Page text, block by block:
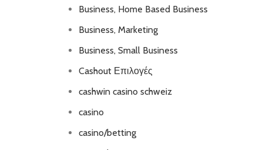
Business, Home Based Business
Business, Marketing
Business, Small Business
Cashout Επιλογές
cashwin casino schweiz
casino
casino/betting